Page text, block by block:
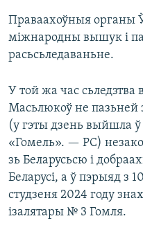
Праваахоўныя органы
міжнародны вышук і
расьсьледаваньне.
У той жа час сьледзтва
Масьлюкоў не пазьней
(у гэты дзень выйшла ў
«Гомель». — РС)
зь Беларусьсю і
Беларусі, а ў пэрыяд з
студзеня 2024 году
ізалятары № 3 Гомля.